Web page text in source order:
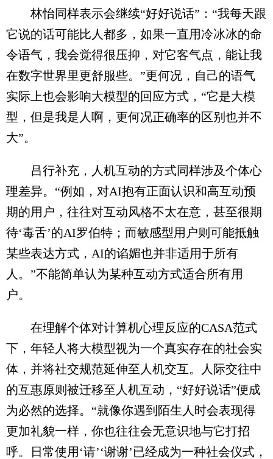
林怡同样表示会继续“好好说话”：“我每天跟
它说的话可能比人都多，如果一直用冷冰冰的命
令语气，我会觉得很压抑，对它客气点，能让我
在数字世界里更舒服些。”更何况，自己的语气
实际上也会影响大模型的回应方式，“它是大模
型，但是我是人啊，更何况正确率的区别也并不
大”。
吕行补充，人机互动的方式同样涉及个体心
理差异。“例如，对AI抱有正面认识和高互动预
期的用户，往往对互动风格不太在意，甚至很期
待‘毒舌’的AI罗伯特；而敏感型用户则可能抵触
某些表达方式，AI的谄媚也并非适用于所有
人。”不能简单认为某种互动方式适合所有用
户。
在理解个体对计算机心理反应的CASA范式
下，年轻人将大模型视为一个真实存在的社会实
体，并将社交规范延伸至人机交互。人际交往中
的互惠原则被迁移至人机互动，“好好说话”便成
为必然的选择。“就像你遇到陌生人时会表现得
更加礼貌一样，你也往往会无意识地与它打招
呼。日常使用‘请’‘谢谢’已经成为一种社会仪式，